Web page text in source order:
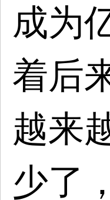
成为
着后
越来
少了